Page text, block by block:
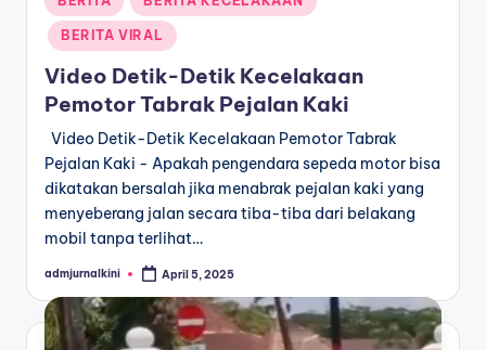
in
BERITA VIRAL
Video Detik-Detik Kecelakaan
Pemotor Tabrak Pejalan Kaki
Video Detik-Detik Kecelakaan Pemotor Tabrak
Pejalan Kaki - Apakah pengendara sepeda motor bisa
dikatakan bersalah jika menabrak pejalan kaki yang
menyeberang jalan secara tiba-tiba dari belakang
mobil tanpa terlihat…
Posted
admjurnalkini April 5, 2025